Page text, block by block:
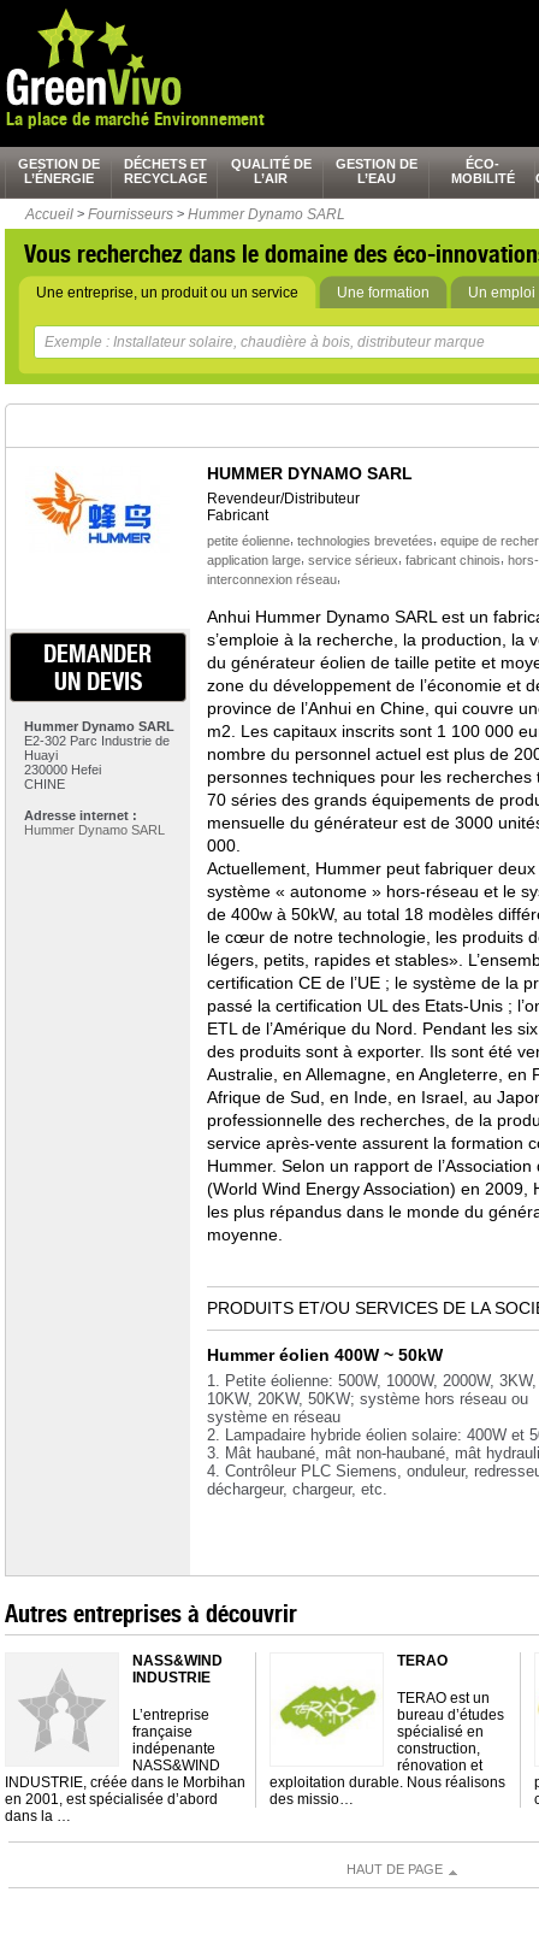
La place de marché Environnement
GESTION DE
L’ÉNERGIE
DÉCHETS ET
RECYCLAGE
QUALITÉ DE
L’AIR
GESTION DE
L’EAU
ÉCO-
MOBILITÉ
Accueil > Fournisseurs > Hummer Dynamo SARL
Vous recherchez dans le domaine des éco-
Une entreprise, un produit ou un service Une formation Un emploi
DEMANDER
UN DEVIS
Hummer Dynamo SARL
E2-302 Parc Industrie de
Huayi
230000 Hefei
CHINE
Adresse internet :
Hummer Dynamo SARL
HUMMER DYNAMO SARL
Revendeur/Distributeur
Fabricant
petite éolienne, technologies brevetées equipe de
application large, service sérieux fabricant chinois
interconnexion réseau,
Anhui Hummer Dynamo SARL est un
s’emploie à la recherche, la production, la
du générateur éolien de taille petite et
zone du développement de l’économie et
province de l’Anhui en Chine, qui couvre
m2. Les capitaux inscrits sont 1 100 000
nombre du personnel actuel est plus de
personnes techniques pour les
70 séries des grands équipements de
mensuelle du générateur est de 3000
000.
Actuellement, Hummer peut fabriquer
système « autonome » hors-réseau et le
de 400w à 50kW, au total 18 modèles
le cœur de notre technologie, les produits
légers, petits, rapides et stables».
certification CE de l’UE ; le système de la
passé la certification UL des Etats-Unis ;
ETL de l’Amérique du Nord. Pendant les
des produits sont à exporter. Ils sont été
Australie, en Allemagne, en Angleterre, en
Afrique de Sud, en Inde, en Israel, au
professionnelle des recherches, de la
service après-vente assurent la formation
Hummer. Selon un rapport de
(World Wind Energy Association) en 2009,
les plus répandus dans le monde du
moyenne.
PRODUITS ET/OU SERVICES DE LA
Hummer éolien 400W ~ 50kW
1. Petite éolienne: 500W, 1000W, 2000W,
10KW, 20KW, 50KW; système hors réseau ou
système en réseau
2. Lampadaire hybride éolien solaire: 400W et
3. Mât haubané, mât non-haubané, mât
4. Contrôleur PLC Siemens, onduleur,
déchargeur, chargeur, etc.
Autres entreprises à découvrir
NASS&WIND
INDUSTRIE
L’entreprise
française
indépenante
NASS&WIND
INDUSTRIE, créée dans le Morbihan
en 2001, est spécialisée d’abord
dans la …
TERAO
TERAO est un
bureau d’études
spécialisé en
construction,
rénovation et
exploitation durable. Nous réalisons
des missio…
HAUT DE PAGE